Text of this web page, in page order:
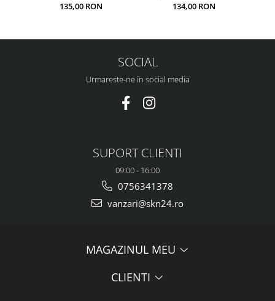
135,00 RON
134,00 RON
SOCIAL
Urmareste-ne in social media
SUPORT CLIENTI
09:00 - 16:00
0756341378
vanzari@skn24.ro
MAGAZINUL MEU
CLIENTI